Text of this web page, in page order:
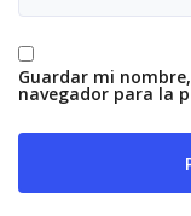
Guardar mi
navegador para la